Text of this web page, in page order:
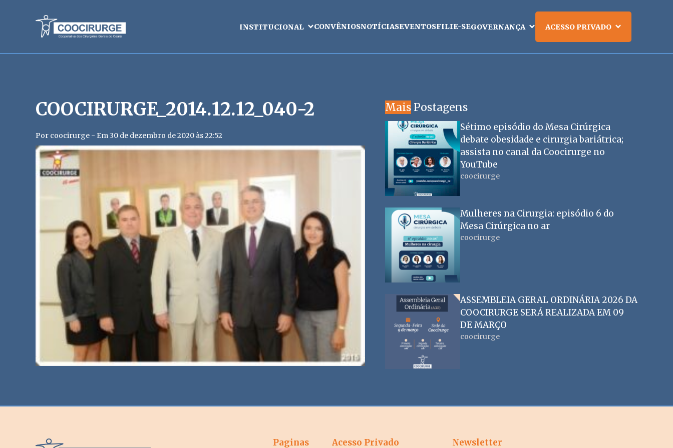
INSTITUCIONAL CONVÊNIOSNOTÍCIASEVENTOSFILIE-SEGOVERNANÇA ACESSO PRIVADO
COOCIRURGE_2014.12.12_040-2
Por coocirurge - Em 30 de dezembro de 2020 às 22:52
Mais Postagens
Sétimo episódio do Mesa Cirúrgica
debate obesidade e cirurgia bariátrica;
assista no canal da Coocirurge no
YouTube
coocirurge
Mulheres na Cirurgia: episódio 6 do
Mesa Cirúrgica no ar
coocirurge
ASSEMBLEIA GERAL ORDINÁRIA 2026 DA
COOCIRURGE SERÁ REALIZADA EM 09
DE MARÇO
coocirurge
Paginas Acesso Privado Newsletter